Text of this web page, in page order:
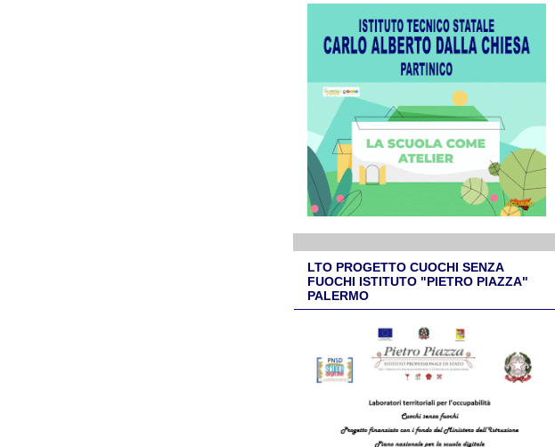
LTO PROGETTO CUOCHI SENZA
FUOCHI ISTITUTO "PIETRO PIAZZA"
PALERMO